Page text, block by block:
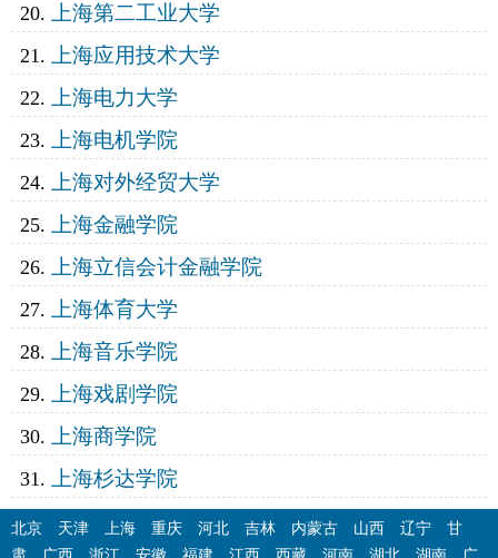
上海第二工业大学
上海应用技术大学
上海电力大学
上海电机学院
上海对外经贸大学
上海金融学院
上海立信会计金融学院
上海体育大学
上海音乐学院
上海戏剧学院
上海商学院
上海杉达学院
北京 天津 上海 重庆 河北 吉林 内蒙古 山西 辽宁
甘